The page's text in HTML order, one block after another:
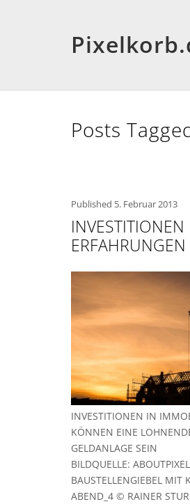
Posts
Published 5. Februar 2013
ERFAHRUNGEN
INVESTITIONEN IN
KÖNNEN EINE
GELDANLAGE SEIN
BILDQUELLE:
BAUSTELLENGIEBEL MIT
ABEND_4 © RAINER